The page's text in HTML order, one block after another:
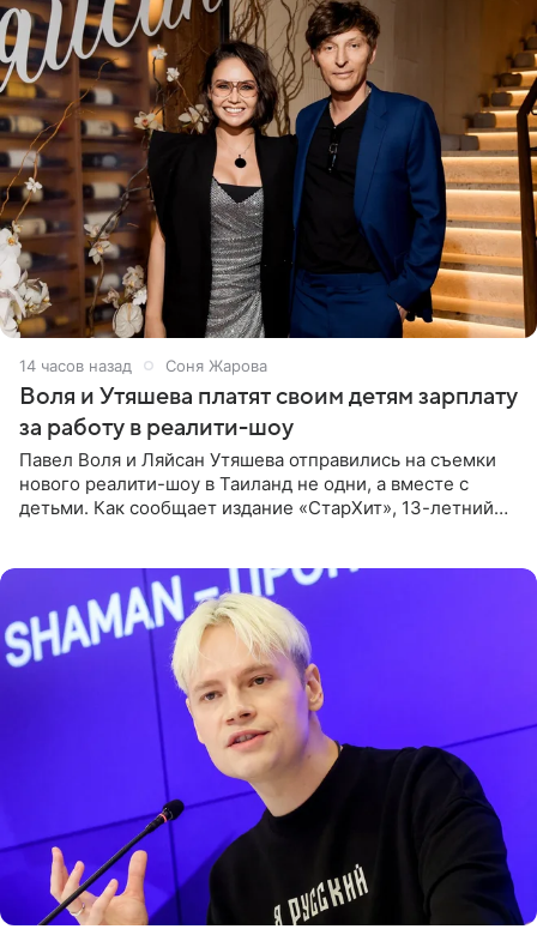
14 часов назад Соня Жарова
Воля и Утяшева платят своим детям зарплату
за работу в реалити-шоу
Павел Воля и Ляйсан Утяшева отправились на съемки
нового реалити-шоу в Таиланд не одни, а вместе с
детьми. Как сообщает издание «СтарХит», 13-летний